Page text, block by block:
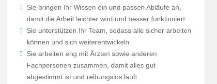
Sie bringen Ihr Wissen ein und passen Abläufe an,
damit die Arbeit leichter wird und besser funktioniert
Sie unterstützen Ihr Team, sodass alle sicher arbeiten
können und sich weiterentwickeln
Sie arbeiten eng mit Ärzten sowie anderen
Fachpersonen zusammen, damit alles gut
abgestimmt ist und reibungslos läuft